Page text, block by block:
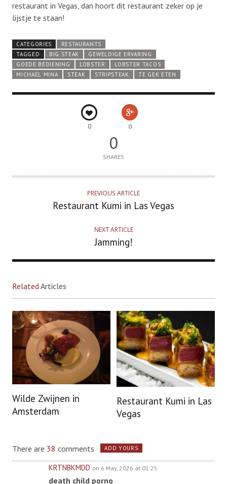
restaurant in Vegas, dan hoort dit restaurant zeker op je
lijstje te staan!
CATEGORIES
RESTAURANTS
TAGGED
BIG STEAK
GEWELDIGE ERVARING
GOEDE BEDIENING
LOBSTER
LOBSTER TACOS
MICHAEL MINA
STEAK STRIPSTEAK TE GEK ETEN
0 0
0
SHARES
PREVIOUS ARTICLE
Restaurant Kumi in Las Vegas
NEXT ARTICLE
Jamming!
Related Articles
Wilde Zwijnen in
Amsterdam
Restaurant Kumi in Las
Vegas
There are 38 comments ADD YOURS
KRTNBKMDD on 6 May, 2026 at 01:25
death child porno